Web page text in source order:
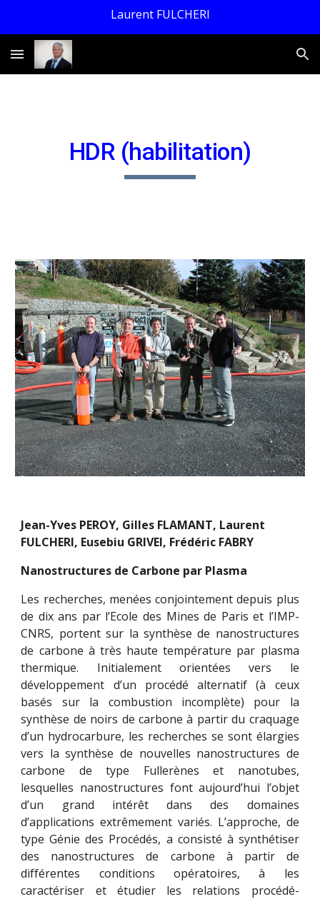
Laurent FULCHERI
HDR (habilitation)
Jean-Yves PEROY, Gilles FLAMANT, Laurent
FULCHERI, Eusebiu GRIVEI, Frédéric FABRY
Nanostructures de Carbone par Plasma
Les recherches, menées conjointement depuis plus
de dix ans par l’Ecole des Mines de Paris et l’IMP-
CNRS, portent sur la synthèse de nanostructures
de carbone à très haute température par plasma
thermique. Initialement orientées vers le
développement d’un procédé alternatif (à ceux
basés sur la combustion incomplète) pour la
synthèse de noirs de carbone à partir du craquage
d’un hydrocarbure, les recherches se sont élargies
vers la synthèse de nouvelles nanostructures de
carbone de type Fullerènes et nanotubes,
lesquelles nanostructures font aujourd’hui l’objet
d’un grand intérêt dans des domaines
d’applications extrêmement variés. L’approche, de
type Génie des Procédés, a consisté à synthétiser
des nanostructures de carbone à partir de
différentes conditions opératoires, à les
caractériser et étudier les relations procédé-